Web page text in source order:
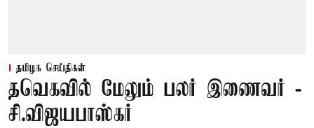
தமிழக செய்திகள்
தவெகவில் மேலும் பலர் இணைவர் -
சி.விஜயபாஸ்கர்